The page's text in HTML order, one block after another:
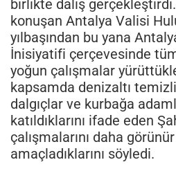
birlikte dalış
konuşan Antalya Valisi
yılbaşından bu yana
İnisiyatifi çerçevesinde
yoğun çalışmalar
kapsamda denizaltı
dalgıçlar ve kurbağa
katıldıklarını ifade eden
çalışmalarını daha
amaçladıklarını söyledi.